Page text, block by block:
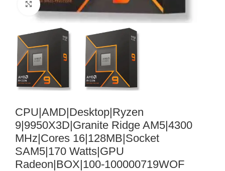
Noklikšķiniet, lai palielinātu
CPU|AMD|Desktop|Ryzen
9|9950X3D|Granite Ridge AM5|4300
MHz|Cores 16|128MB|Socket
SAM5|170 Watts|GPU
Radeon|BOX|100-100000719WOF